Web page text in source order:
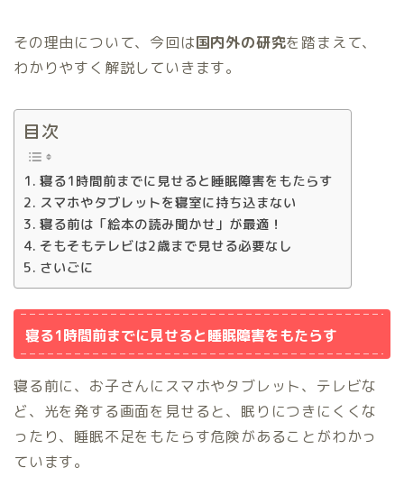
その理由について、今回は国内外の研究を踏まえて、
わかりやすく解説していきます。
目次
寝る1時間前までに見せると睡眠障害をもたらす
スマホやタブレットを寝室に持ち込まない
寝る前は「絵本の読み聞かせ」が最適！
そもそもテレビは2歳まで見せる必要なし
さいごに
寝る1時間前までに見せると睡眠障害をもたらす
寝る前に、お子さんにスマホやタブレット、テレビな
ど、光を発する画面を見せると、眠りにつきにくくな
ったり、睡眠不足をもたらす危険があることがわかっ
ています。